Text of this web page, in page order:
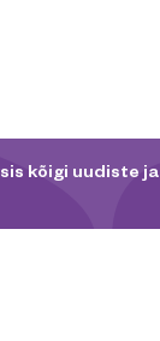
kõigi uudiste ja